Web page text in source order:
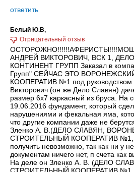
ответить
Белый Ю.В,
АНДРЕЙ ВИКТОРОВИЧ, ВСК 1,
КОНТИНЕНТ ГРУПП Заказал в
Групп" СЕЙЧАС ЭТО
КООПЕРАТИВ №1 под руководством
Викторович (он же Дело Славян)
размер 6х7 каркасный из бруса. На
19.06.2016 фундамент, который
нарушениями и фекальная яма,
что другие компании даже не
Зленко А. В.(ДЕЛО СЛАВЯН,
СТРОИТЕЛЬНЫЙ КООПЕРАТИВ
получить невозможно, так как ни у
документам ничего нет, п счета как
На деле он Зленко А. В. (ДЕЛО